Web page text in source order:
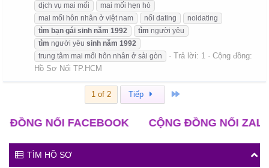
dịch vụ mai mối
mai mối hẹn hò
mai mối hôn nhân ở việt nam
nối dating
noidating
tìm bạn gái sinh năm 1992 tìm người yêu
tìm người yêu sinh năm 1992
trung tâm mai mối hôn nhân ở sài gòn
Trả lời: 1
Cộng đồng:
Hồ Sơ Nối TP.HCM
1 of 2 Tiếp
NỐI FACEBOOK CỘNG ĐỒNG NỐI ZALO
TÌM HỒ SƠ